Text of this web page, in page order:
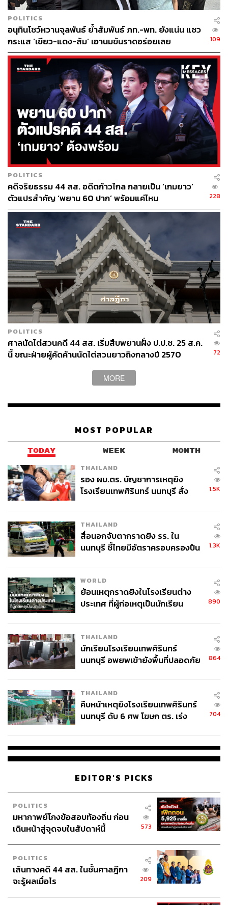
เมื่อถามว่า 25 ล้านเสียงของประชาชนเป็นฉันทามติให้ 8
พรรคจัดตั้งรัฐบาล หรือเป็นฉันทามติเพื่อให้พิธาเป็นนายก
รัฐมนตรี นพ.ชลน่านกล่าวว่า พิธาเป็นหัวหน้าพรรคอันดับ
หนึ่ง เป็นผู้รวบรวมได้ 312 เสียง และในเชิงสัญลักษณ์
ประชาชน 14 ล้านเสียงสนับสนุนเขา และ 27 ล้านเสียงที่รวม
ตัวแทนประชาชนที่เลือกเข้ามา นั่นหมายความว่าประชาชน
ส่วนที่พูดกันว่าถ้ามีก้าวไกลอย่างไร ส.ว. ก็ไม่เลือก นพ.ชล
น่านระบุว่า เท่าที่รู้เป็นเพียงความคิดเห็นของ ส.ว. บางคน
พร้อมปฏิเสธไม่ทราบกระแสข่าวว่าพรรคเพื่อไทยไปดีล ส.ว.
ได้ประมาณ 40 เสียง แต่เชื่อว่าไม่มีทางตัน ประเทศชาติต้องมี
นายกรัฐมนตรี ต้องมีรัฐบาล ประชาชนต้องมีโอกาส
เมื่อถามว่า พรรคก้าวไกลไม่ลดเพดานแก้มาตรา 112 และจะ
เสนอแก้มาตรา 272 ปิดสวิตช์ ส.ว. นพ.ชลน่านกล่าวว่า เรื่อง
มาตรา 112 เป็นเรื่องที่ประกาศชัดเจนเป็นนโยบาย ดังนั้นเขา
ต้องมีจุดยืนในตรงนี้ เราต้องเคารพสิทธิเสรีภาพในการ
ดำเนินนโยบาย เราคงไม่ก้าวล่วงที่จะขอให้เขาลดหรือไม่ลด
อย่างไร
ส่วนเรื่องแก้มาตรา 272 ของพรรคก้าวไกลนั้น ต้องไปถาม
ส.ว. ว่าพอใจหรือไม่ เพราะอาจจะมี ส.ว. บางคนที่สบายใจ
ก็ได้ เนื่องจากจะมีช่องทางปลดเขาออกจากพันธนาการ
TAGS: พรรคพลังประชารัฐ ชลน่าน ศรีแก้ว
พรรคก้าวไกล
การประชุมร่วมรัฐสภา
การเลือกนายกรัฐมนตรี
พรรคเพื่อไทย
ประวิตร วงษ์สุวรรณ
45
ABOUT THE AUTHOR
THE STANDARD TEAM
POLITICS
อนุทินโชว์หวานจุลพันธ์ ย้ำสัมพันธ์ ภท.-พท. ยังแน่น แซว
กระแส ‘เขียว-แดง-ส้ม’ เอานมข้นราดอร่อยเลย
109
POLITICS
คดีจริยธรรม 44 สส. อดีตก้าวไกล กลายเป็น ‘เกมยาว’
ตัวแปรสำคัญ ‘พยาน 60 ปาก’ พร้อมแค่ไหน
228
POLITICS
ศาลนัดไต่สวนคดี 44 สส. เริ่มสืบพยานฝั่ง ป.ป.ช. 25 ส.ค.
นี้ ขณะฝ่ายผู้คัดค้านนัดไต่สวนยาวถึงกลางปี 2570
72
MORE
MOST POPULAR
TODAY WEEK MONTH
THAILAND
รอง ผบ.ตร. บัญชาการเหตุยิง
โรงเรียนเทพศิรินทร์ นนทบุรี สั่ง
1.5K
THAILAND
สื่อนอกจับตากราดยิง รร. ใน
นนทบุรี ชี้ไทยมีอัตราครอบครองปืน
1.3K
WORLD
ย้อนเหตุกราดยิงในโรงเรียนต่าง
ประเทศ ที่ผู้ก่อเหตุเป็นนักเรียน
890
THAILAND
นักเรียนโรงเรียนเทพศิรินทร์
นนทบุรี อพยพเข้ายังพื้นที่ปลอดภัย
864
THAILAND
คืบหน้าเหตุยิงโรงเรียนเทพศิรินทร์
นนทบุรี ดับ 6 ศพ โฆษก ตร. เร่ง
704
EDITOR'S PICKS
POLITICS
มหากาพย์โกงข้อสอบท้องถิ่น ก่อน
เดินหน้าสู่จุดจบในสัปดาห์นี้
573
POLITICS
เส้นทางคดี 44 สส. ในชั้นศาลฎีกา
จะรู้ผลเมื่อไร
209